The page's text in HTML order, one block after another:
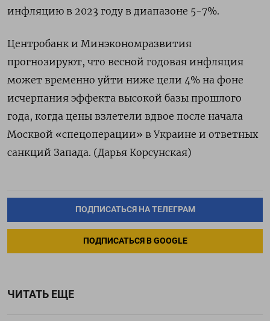
инфляцию в 2023 году в диапазоне 5-7%.
Центробанк и Минэкономразвития
прогнозируют, что весной годовая инфляция
может временно уйти ниже цели 4% на фоне
исчерпания эффекта высокой базы прошлого
года, когда цены взлетели вдвое после начала
Москвой «спецоперации» в Украине и ответных
санкций Запада. (Дарья Корсунская)
ПОДПИСАТЬСЯ НА ТЕЛЕГРАМ
ПОДПИСАТЬСЯ В GOOGLE
ЧИТАТЬ ЕЩЕ